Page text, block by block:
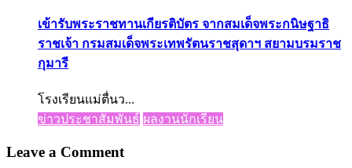
เข้ารับพระราชทานเกียรติบัตร จากสมเด็จพระกนิษฐาธิ
ราชเจ้า กรมสมเด็จพระเทพรัตนราชสุดาฯ สยามบรมราช
กุมารี
โรงเรียนแม่ตื่นว...
ข่าวประชาสัมพันธ์ ผลงานนักเรียน
Leave a Comment